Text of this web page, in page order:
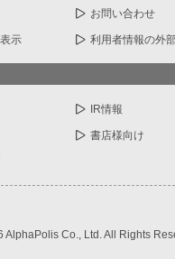
お問い合わせ
示 利用者情報の外
IR情報
書店様向け
AlphaPolis Co., Ltd. All Rights